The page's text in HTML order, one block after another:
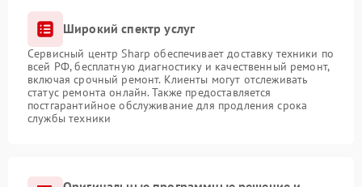
Широкий спектр услуг
Сервисный центр Sharp обеспечивает доставку техники по
всей РФ, бесплатную диагностику и качественный ремонт,
включая срочный ремонт. Клиенты могут отслеживать
статус ремонта онлайн. Также предоставляется
постгарантийное обслуживание для продления срока
службы техники